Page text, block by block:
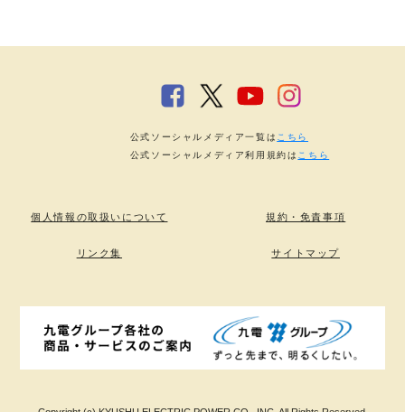
個人情報の取扱いについて 規約・免責事項
リンク集 サイトマップ
公式ソーシャルメディア一覧は こちら
公式ソーシャルメディア利用規約は こちら